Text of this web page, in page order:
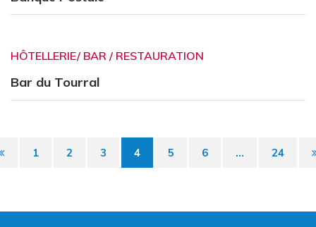
HÔTELLERIE/ BAR / RESTAURATION
Bar du Tourral
Page
1 2 3 4 5 6 ... 24